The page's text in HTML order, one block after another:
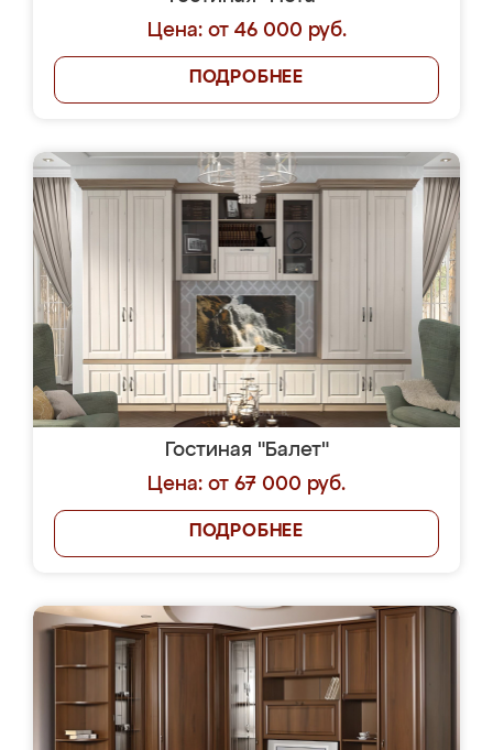
Цена: от 46 000 руб.
ПОДРОБНЕЕ
Гостиная "Балет"
Цена: от 67 000 руб.
ПОДРОБНЕЕ